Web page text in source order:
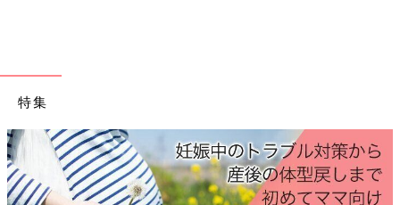
特集